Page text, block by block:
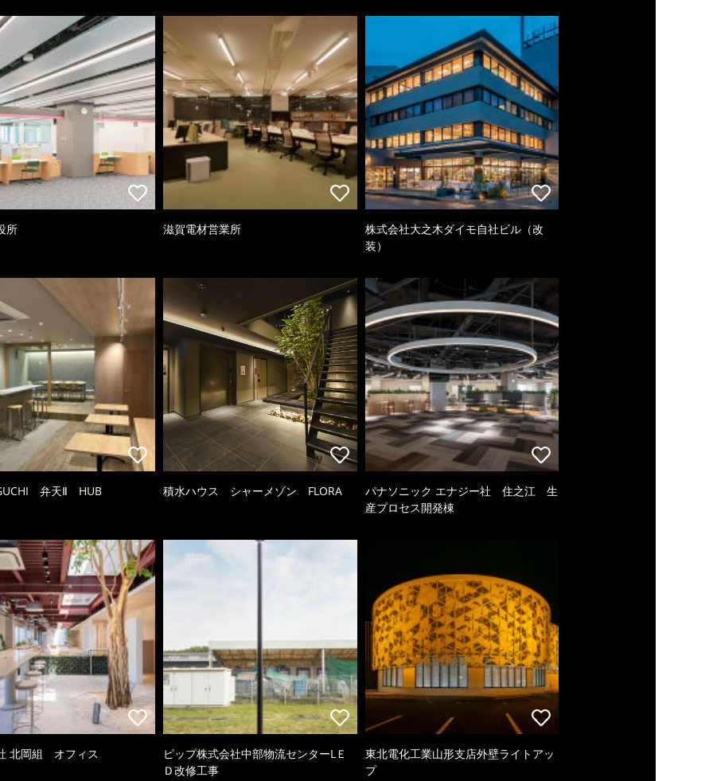
所 滋賀電材営業所
株式会社大之木ダイモ自社ビル（改
装）
弁天Ⅱ HUB 積水ハウス シャーメゾン FLORA
パナソニック エナジー社 住之江 生
産プロセス開発棟
北岡組 オフィス
ピップ株式会社中部物流センターLＥ
Ｄ改修工事
東北電化工業山形支店外壁ライトアッ
プ